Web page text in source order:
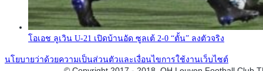
โอเอช ลูเวิน U-21 เปิดบ้านอัด ซูลเต้ 2-0 “ตั้น” ลงตัวจริง
นโยบายว่าด้วยความเป็นส่วนตัวและเงื่อนไขการใช้งานเว็บไซต์